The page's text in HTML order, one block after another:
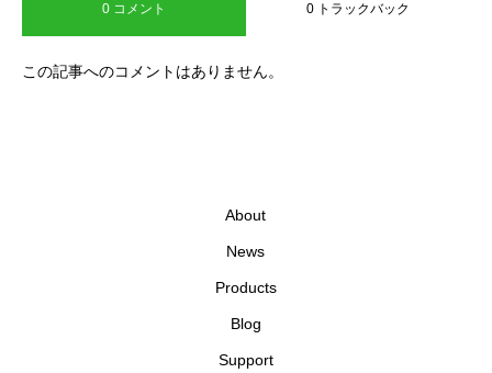
0 コメント 0 トラックバック
この記事へのコメントはありません。
About
News
Products
Blog
Support